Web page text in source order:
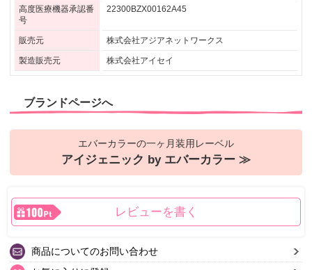
高度医療機器承認番
号
22300BZX00162A45
販売元 株式会社アジアネットワークス
製造販売元 株式会社アイセイ
ブランドページへ
エバーカラーの一ヶ月装用レーベル
アイジェニック by エバーカラー ≫
レビューを書く
商品についてのお問い合わせ